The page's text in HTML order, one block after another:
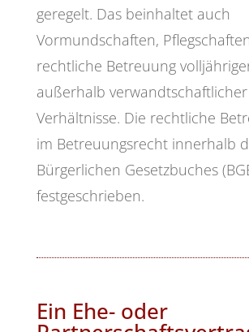
geregelt. Das beinhaltet auch
Vormundschaften,
rechtliche Betreuung
außerhalb verwandtschaftlicher
Verhältnisse. Die rechtliche
im Betreuungsrecht innerhalb
Bürgerlichen Gesetzbuches
festgeschrieben.
Ein Ehe- oder